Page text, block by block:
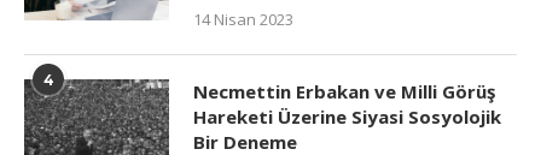
14 Nisan 2023
4
Necmettin Erbakan ve Milli Görüş
Hareketi Üzerine Siyasi Sosyolojik
Bir Deneme